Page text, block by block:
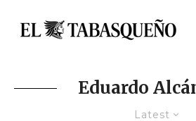
Eduardo
Latest